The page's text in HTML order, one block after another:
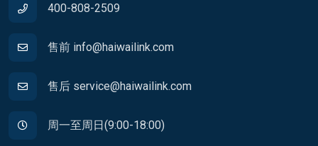
400-808-2509
售前 info@haiwailink.com
售后 service@haiwailink.com
周一至周日(9:00-18:00)